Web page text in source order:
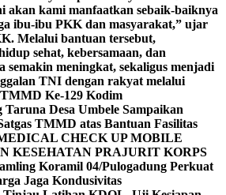
akan kami manfaatkan sebaik-baiknya
ibu-ibu PKK dan masyarakat,” ujar
Melalui bantuan tersebut,
sehat, kebersamaan, dan
semakin meningkat, sekaligus menjadi
TNI dengan rakyat melalui
Ke-129 Kodim
Taruna Desa Umbele Sampaikan
TMMD atas Bantuan Fasilitas
CHECK UP MOBILE
KESEHATAN PRAJURIT KORPS
Koramil 04/Pulogadung Perkuat
Jaga Kondusivitas